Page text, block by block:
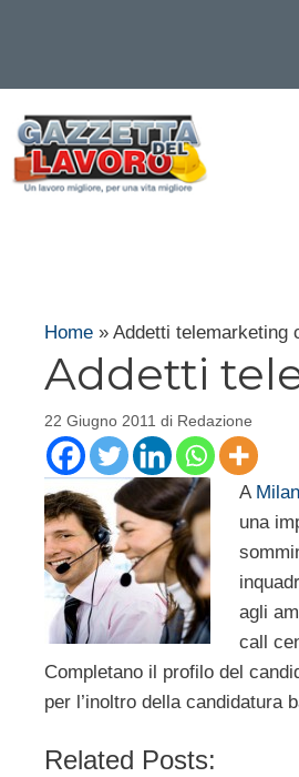
contenuto
Home » Addetti telemarketing
Addetti
22 Giugno 2011 di Redazione
A
una
agli
call
Completano il profilo del
per l’inoltro della candidatura
Related Posts: